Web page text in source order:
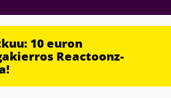
10 euron
Reactoonz-